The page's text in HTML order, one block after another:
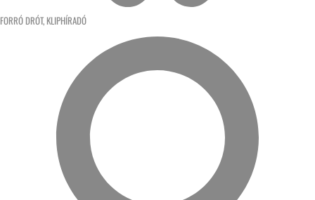
FORRÓ DRÓT, KLIPHÍRADÓ